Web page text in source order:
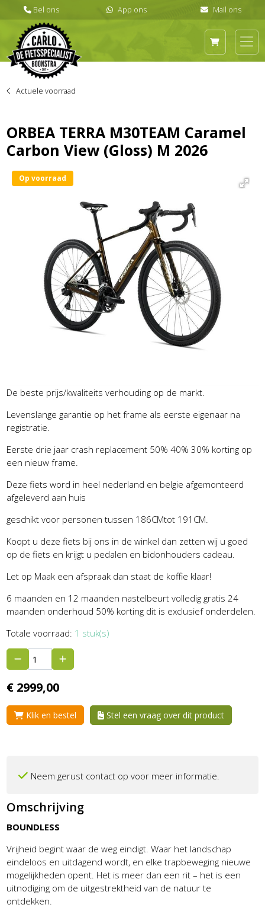
Actuele voorraad
ORBEA TERRA M30TEAM Caramel
Carbon View (Gloss) M 2026
Op voorraad
De beste prijs/kwaliteits verhouding op de markt.
Levenslange garantie op het frame als eerste eigenaar na
registratie.
Eerste drie jaar crash replacement 50% 40% 30% korting op
een nieuw frame.
Deze fiets word in heel nederland en belgie afgemonteerd
afgeleverd aan huis
geschikt voor personen tussen 186CMtot 191CM.
Koopt u deze fiets bij ons in de winkel dan zetten wij u goed
op de fiets en krijgt u pedalen en bidonhouders cadeau.
Let op Maak een afspraak dan staat de koffie klaar!
6 maanden en 12 maanden nastelbeurt volledig gratis 24
maanden onderhoud 50% korting dit is exclusief onderdelen.
Totale voorraad: 1 stuk(s)
€ 2999,00
Klik en bestel Stel een vraag over dit product
Neem gerust contact op voor meer informatie.
Omschrijving
BOUNDLESS
Vrijheid begint waar de weg eindigt. Waar het landschap
eindeloos en uitdagend wordt, en elke trapbeweging nieuwe
mogelijkheden opent. Het is meer dan een rit – het is een
uitnodiging om de uitgestrektheid van de natuur te
ontdekken.